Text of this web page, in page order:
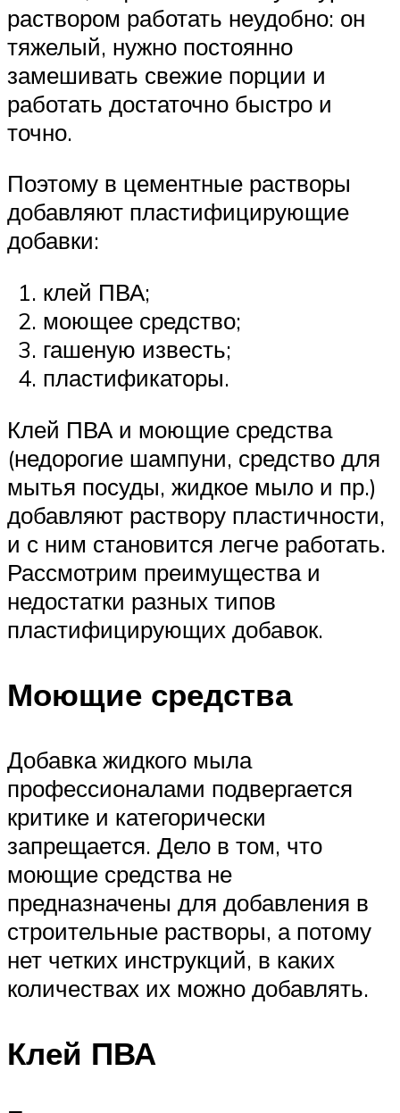
раствором работать неудобно: он
тяжелый, нужно постоянно
замешивать свежие порции и
работать достаточно быстро и
точно.
Поэтому в цементные растворы
добавляют пластифицирующие
добавки:
клей ПВА;
моющее средство;
гашеную известь;
пластификаторы.
Клей ПВА и моющие средства
(недорогие шампуни, средство для
мытья посуды, жидкое мыло и пр.)
добавляют раствору пластичности,
и с ним становится легче работать.
Рассмотрим преимущества и
недостатки разных типов
пластифицирующих добавок.
Моющие средства
Добавка жидкого мыла
профессионалами подвергается
критике и категорически
запрещается. Дело в том, что
моющие средства не
предназначены для добавления в
строительные растворы, а потому
нет четких инструкций, в каких
количествах их можно добавлять.
Клей ПВА